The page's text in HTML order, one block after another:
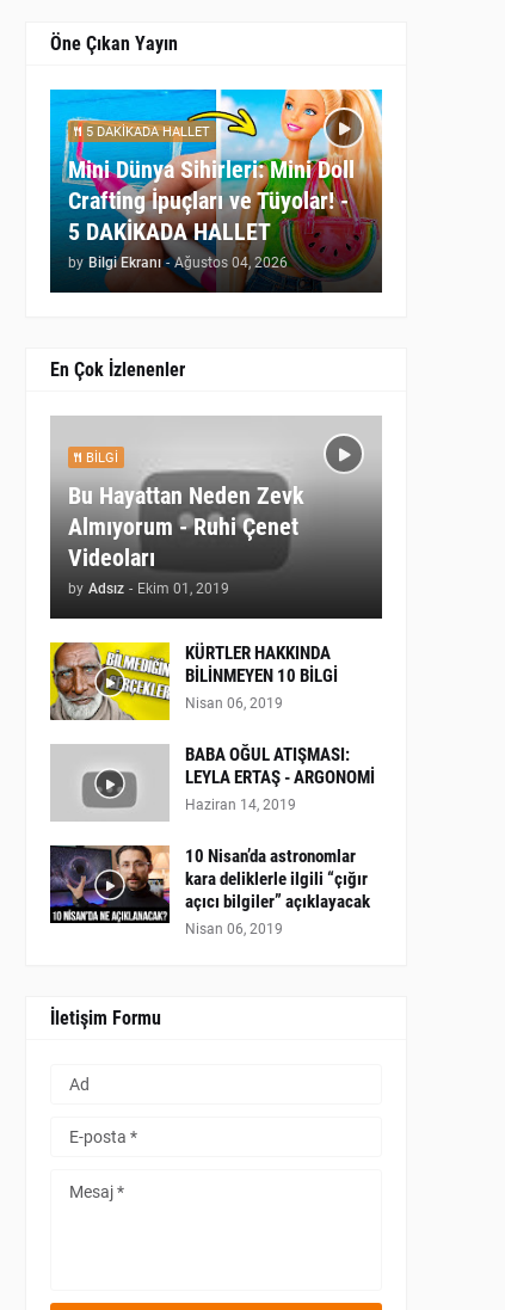
Öne Çıkan Yayın
5 DAKİKADA HALLET
Mini Dünya Sihirleri: Mini Doll
Crafting İpuçları ve Tüyolar! -
5 DAKİKADA HALLET
by Bilgi Ekranı - Ağustos 04, 2026
En Çok İzlenenler
BILGI
Bu Hayattan Neden Zevk
Almıyorum - Ruhi Çenet
Videoları
by Adsız - Ekim 01, 2019
KÜRTLER HAKKINDA
BİLİNMEYEN 10 BİLGİ
Nisan 06, 2019
BABA OĞUL ATIŞMASI:
LEYLA ERTAŞ - ARGONOMİ
Haziran 14, 2019
10 Nisan’da astronomlar
kara deliklerle ilgili “çığır
açıcı bilgiler” açıklayacak
Nisan 06, 2019
İletişim Formu